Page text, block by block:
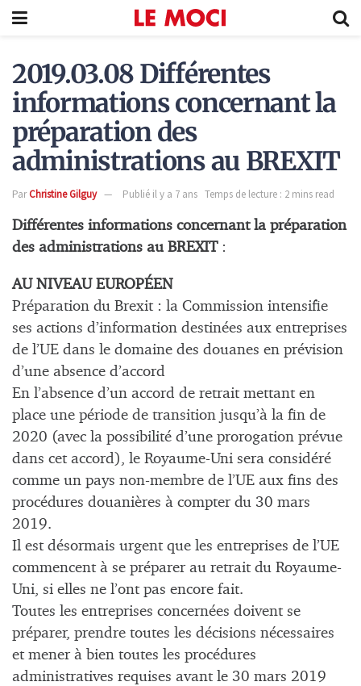
2019.03.08 Différentes
informations concernant la
préparation des
administrations au BREXIT
ParChristine Gilguy Publié il y a 7 ans Temps de lecture : 2 mins read
Différentes informations concernant la préparation
des administrations au BREXIT :
AU NIVEAU EUROPÉEN
Préparation du Brexit : la Commission intensifie
ses actions d’information destinées aux entreprises
de l’UE dans le domaine des douanes en prévision
d’une absence d’accord
En l’absence d’un accord de retrait mettant en
place une période de transition jusqu’à la fin de
2020 (avec la possibilité d’une prorogation prévue
dans cet accord), le Royaume-Uni sera considéré
comme un pays non-membre de l’UE aux fins des
procédures douanières à compter du 30 mars
2019.
Il est désormais urgent que les entreprises de l’UE
commencent à se préparer au retrait du Royaume-
Uni, si elles ne l’ont pas encore fait.
Toutes les entreprises concernées doivent se
préparer, prendre toutes les décisions nécessaires
et mener à bien toutes les procédures
administratives requises avant le 30 mars 2019